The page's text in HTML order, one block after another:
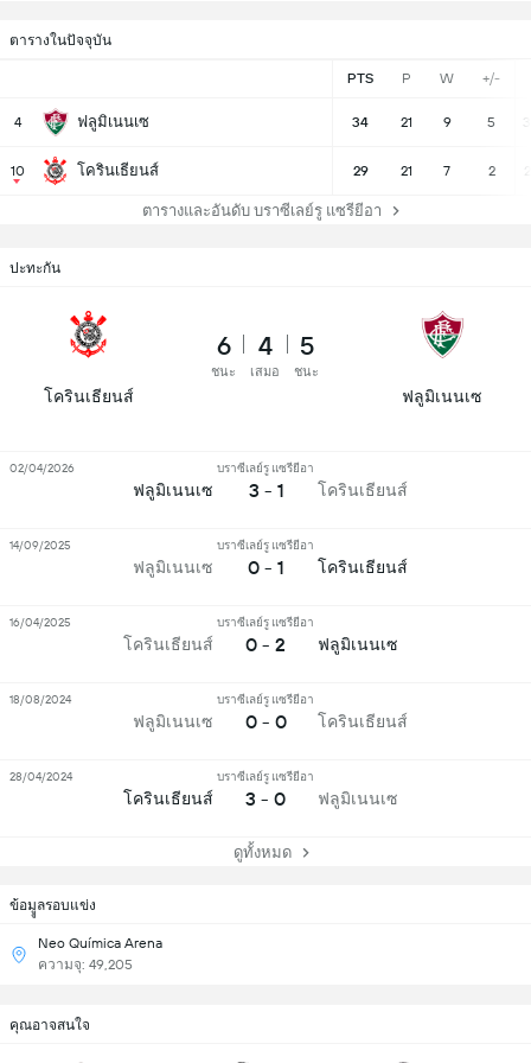
ตารางในปัจจุบัน
PTS P W +/-
4 ฟลูมิเนนเซ 34 21 9 5
10 โครินเธียนส์ 29 21 7 2
ตารางและอันดับ บราซีเลย์รู แซรียีอา
ข้อมููลรอบแข่ง
Neo Química Arena
ความจุ: 49,205
ปะทะกัน
โครินเธียนส์
6
ชนะ
4
เสมอ
5
ชนะ
ฟลูมิเนนเซ
ฟลูมิเนนเซ
บราซีเลย์รู แซรียีอา
3 - 1 โครินเธียนส์
02/04/2026
ฟลูมิเนนเซ
บราซีเลย์รู แซรียีอา
0 - 1 โครินเธียนส์
14/09/2025
โครินเธียนส์
บราซีเลย์รู แซรียีอา
0 - 2 ฟลูมิเนนเซ
16/04/2025
ฟลูมิเนนเซ
บราซีเลย์รู แซรียีอา
0 - 0 โครินเธียนส์
18/08/2024
โครินเธียนส์
บราซีเลย์รู แซรียีอา
3 - 0 ฟลูมิเนนเซ
28/04/2024
ดูทั้งหมด
คุณอาจสนใจ